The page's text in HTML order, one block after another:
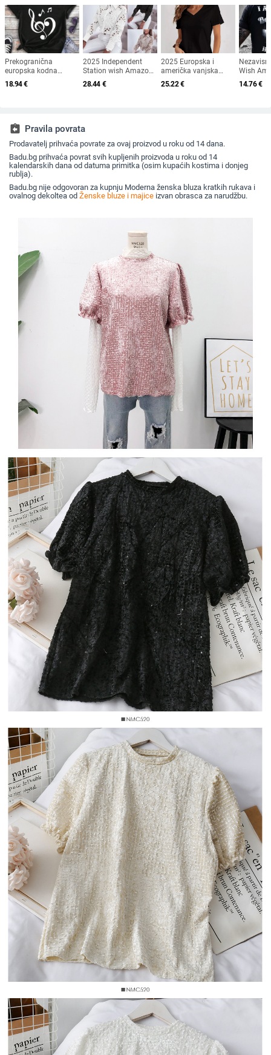
Prekogranična
europska kodna
neovisna postaja
SHEIN Teen Girl Music
18.94€
2025 Independent
Station wish Amazon
Explosions Proljeće i
jesen Joker Commuter
28.44 €
2025 Europska i
američka vanjska
trgovina
prekogranična ženska
25.22€
Wish
uzorkom
2021.,
14.76€
assignment_return Pravila povrata
Prodavatelj prihvaća povrate za ovaj proizvod u roku od 14 dana.
Badu.bg prihvaća povrat svih kupljenih proizvoda u roku od 14
kalendarskih dana od datuma primitka (osim kupaćih kostima i donjeg
rublja).
Badu.bg nije odgovoran za kupnju Moderna ženska bluza kratkih rukava i
ovalnog dekoltea od Ženske bluze i majice izvan obrasca za narudžbu.